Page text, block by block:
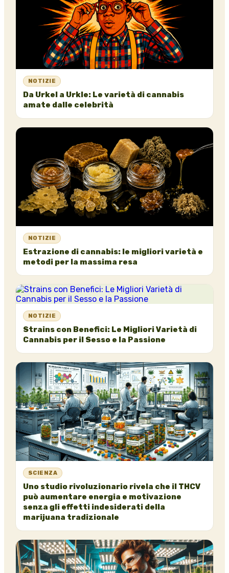
NOTIZIE
Da Urkel a Urkle: Le varietà di cannabis
amate dalle celebrità
NOTIZIE
Estrazione di cannabis: le migliori varietà e
metodi per la massima resa
NOTIZIE
Strains con Benefici: Le Migliori Varietà di
Cannabis per il Sesso e la Passione
SCIENZA
Uno studio rivoluzionario rivela che il THCV
può aumentare energia e motivazione
senza gli effetti indesiderati della
marijuana tradizionale